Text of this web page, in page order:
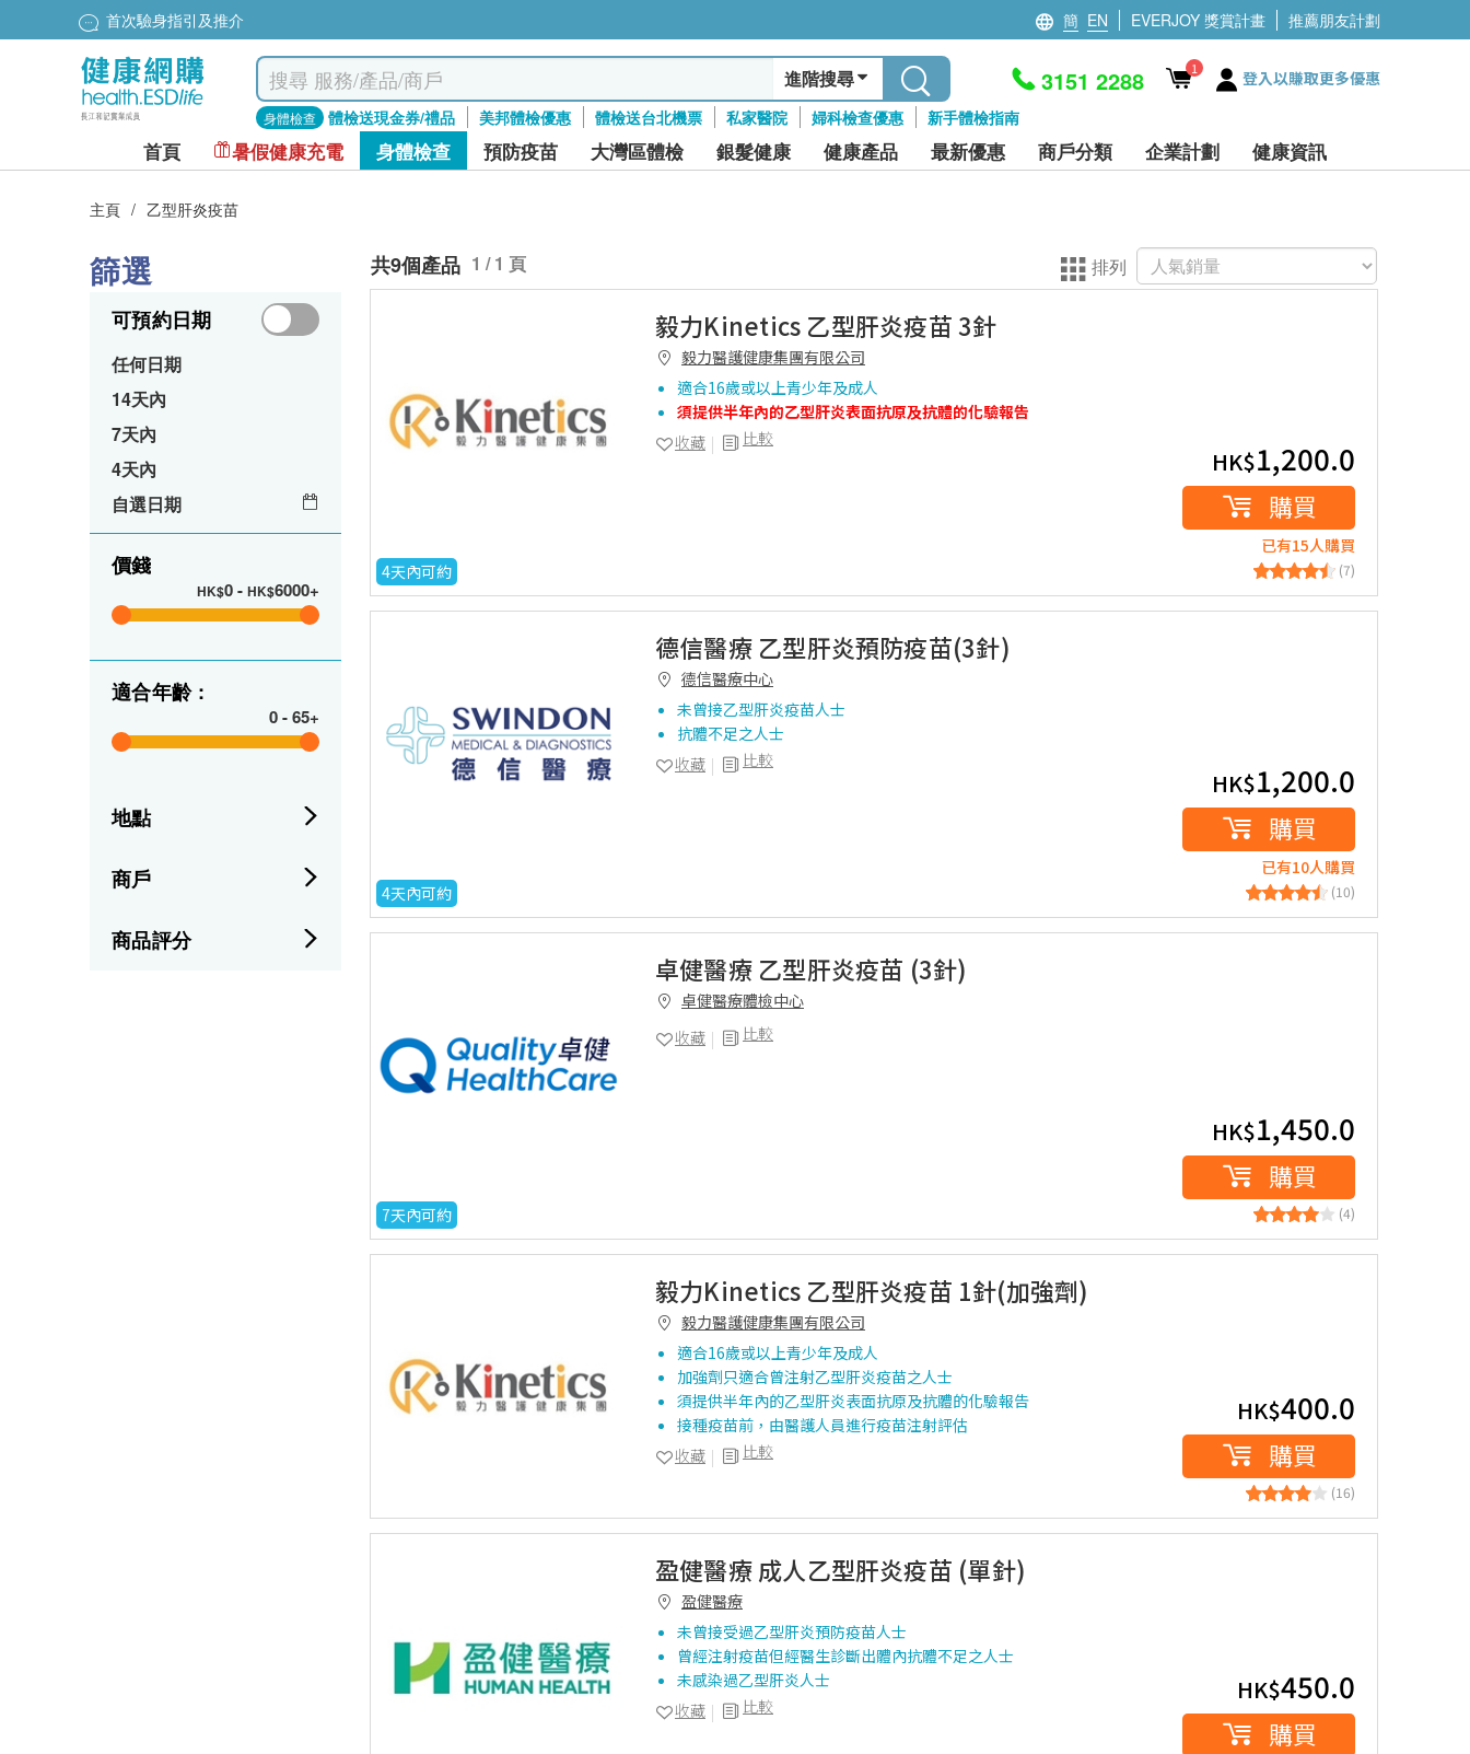
首次驗身指引及推介 簡 EN EVERJOY 獎賞計畫 推薦朋友計劃
進階搜尋
身體檢查 體檢送現金券/禮品 美邦體檢優惠 體檢送台北機票 私家醫院 婦科檢查優惠 新手體檢指南
3151 2288 1 登入以賺取更多優惠
首頁 暑假健康充電 身體檢查 預防疫苗 大灣區體檢 銀髮健康 健康產品 最新優惠 商戶分類 企業計劃 健康資訊
主頁 / 乙型肝炎疫苗
篩選
可預約日期
任何日期
14天內
7天內
4天內
自選日期
價錢
HK$0- HK$6000+
適合年齡 :
0-65+
地點
商戶
商品評分
共9個產品 1 / 1 頁 排列
4天內可約
毅力Kinetics 乙型肝炎疫苗 3針
毅力醫護健康集團有限公司
適合16歲或以上青少年及成人
須提供半年內的乙型肝炎表面抗原及抗體的化驗報告
比較
收藏
HK$1,200.0
購買
已有15人購買
(7)
4天內可約
德信醫療 乙型肝炎預防疫苗(3針)
德信醫療中心
未曾接乙型肝炎疫苗人士
抗體不足之人士
比較
收藏
HK$1,200.0
購買
已有10人購買
(10)
7天內可約
卓健醫療 乙型肝炎疫苗 (3針)
卓健醫療體檢中心
比較
收藏
HK$1,450.0
購買
(4)
毅力Kinetics 乙型肝炎疫苗 1針(加強劑)
毅力醫護健康集團有限公司
適合16歲或以上青少年及成人
加強劑只適合曾注射乙型肝炎疫苗之人士
須提供半年內的乙型肝炎表面抗原及抗體的化驗報告
接種疫苗前，由醫護人員進行疫苗注射評估
比較
收藏
HK$400.0
購買
(16)
盈健醫療 成人乙型肝炎疫苗 (單針)
盈健醫療
未曾接受過乙型肝炎預防疫苗人士
曾經注射疫苗但經醫生診斷出體內抗體不足之人士
未感染過乙型肝炎人士
比較
收藏
HK$450.0
購買